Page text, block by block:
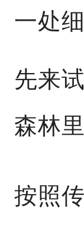
一处细
先来
森林
按照